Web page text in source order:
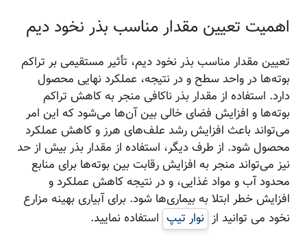
اهمیت تعیین مقدار مناسب بذر نخود دیم
تعیین مقدار مناسب بذر نخود دیم، تأثیر مستقیمی بر تراکم
بوته‌ها در واحد سطح و در نتیجه، عملکرد نهایی محصول
دارد. استفاده از مقدار بذر ناکافی منجر به کاهش تراکم
بوته‌ها و افزایش فضای خالی بین آن‌ها می‌شود که این امر
می‌تواند باعث افزایش رشد علف‌های هرز و کاهش عملکرد
محصول شود. از طرف دیگر، استفاده از مقدار بذر بیش از حد
نیز می‌تواند منجر به افزایش رقابت بین بوته‌ها برای منابع
محدود آب و مواد غذایی، و در نتیجه کاهش عملکرد و
افزایش خطر ابتلا به بیماری‌ها شود. برای آبیاری بهینه مزارع
نخود می توانید از نوار تیپ استفاده نمایید.